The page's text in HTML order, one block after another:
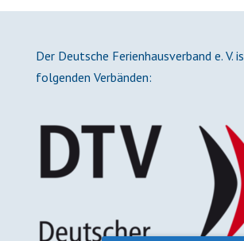
Der Deutsche Ferienhausverband e. V.
folgenden Verbänden: